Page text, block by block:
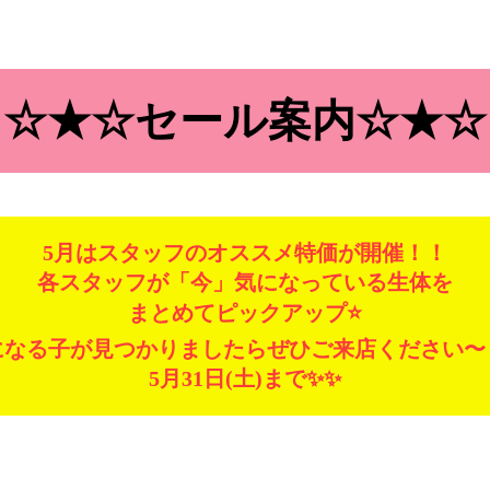
☆★☆セール案内☆★☆
5月はスタッフのオススメ特価が開催！！
各スタッフが「今」気になっている生体を
まとめてピックアップ⭐️
る子が見つかりましたらぜひご来店ください
5月31日(土)まで✨✨